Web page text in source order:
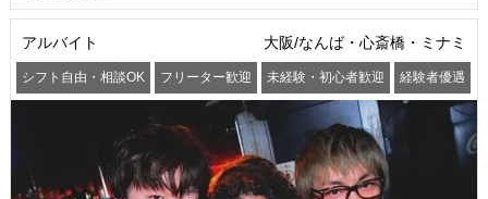
アルバイト 大阪/なんば・心斎橋・ミナミ
シフト自由・相談OK フリーター歓迎 未経験・初心者歓迎 経験者優遇